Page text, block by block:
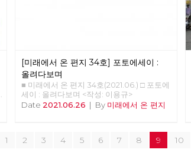
변화에 지쳐 있는 현대인들은, 이미 지나간
과거를 소비하며 안정감을 느낀답니다. 게다
가 복고 문화의 소비는 스마트폰으로 자신의
삶을 전시하는 것이 일상화된 시대에 필요한
특별한 배경과 소품을 마련해 줍니다. 100년
전 경성의 ‘모던보이’나 ‘모던걸’의 의상을 입
다. 가까운 과거로의 복고와 달리, 경성레트
로는 세대와 세대 사이가 아니라 해방을 경계
[미래에서 온 편지 34호] 포토에세이 :
올려다보며
■ 미래에서 온 편지 34호(2021.06.) □ 포토에
세이 : 올려다보며 <작성: 이용규>
Date 2021.06.26 | By 미래에서 온 편지
1 2 3 4 5 6 7 8 9 10